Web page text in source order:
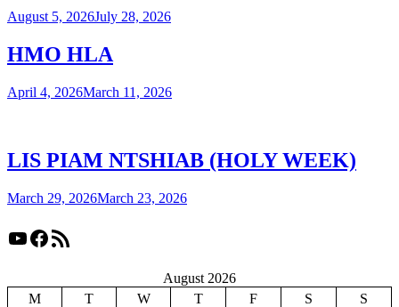
August 5, 2026July 28, 2026
HMO HLA
April 4, 2026March 11, 2026
LIS PIAM NTSHIAB (HOLY WEEK)
March 29, 2026March 23, 2026
YouTube
Facebook
RSS Feed
August 2026
M
T W T F S
S